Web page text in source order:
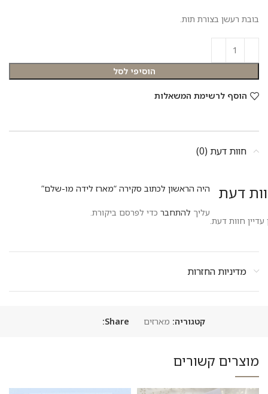
בובת רעשן בצורת תות.
הוסיפי לסל
הוסף לרשימת המשאלות
חוות דעת (0)
דעת
עדיין חוות דעת.
היה הראשון לכתוב סקירה “מארז לידה מו-שלם”
עליך להתחבר כדי לפרסם ביקורת.
מדיניות החזרות
קטגוריה: מארזים Share:
מוצרים קשורים